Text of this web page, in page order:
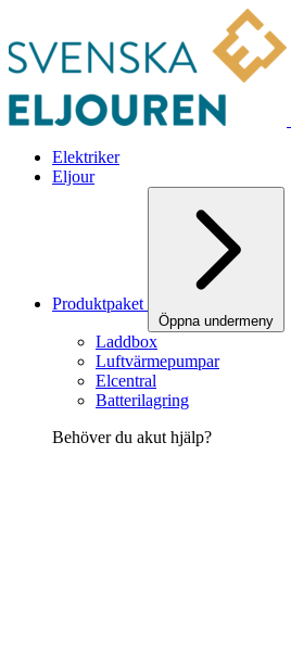
Elektriker
Eljour
Produktpaket
Öppna undermeny
Laddbox
Luftvärmepumpar
Elcentral
Batterilagring
Behöver du akut hjälp?